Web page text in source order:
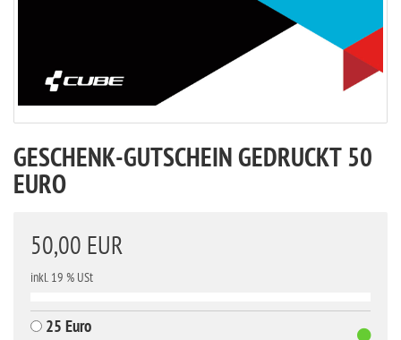
GESCHENK-GUTSCHEIN GEDRUCKT 50
EURO
50,00 EUR
inkl. 19 % USt
25 Euro